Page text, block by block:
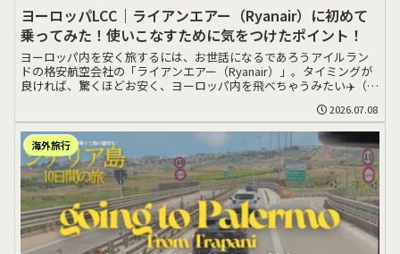
ヨーロッパLCC｜ライアンエアー（Ryanair）に初めて
乗ってみた！使いこなすために気をつけたポイント！
ヨーロッパ内を安く旅するには、お世話になるであろうアイルラン
ドの格安航空会社の「ライアンエアー（Ryanair）」。タイミングが
良ければ、驚くほどお安く、ヨーロッパ内を飛べちゃうみたい✈️（し
2026.07.08
海外旅行